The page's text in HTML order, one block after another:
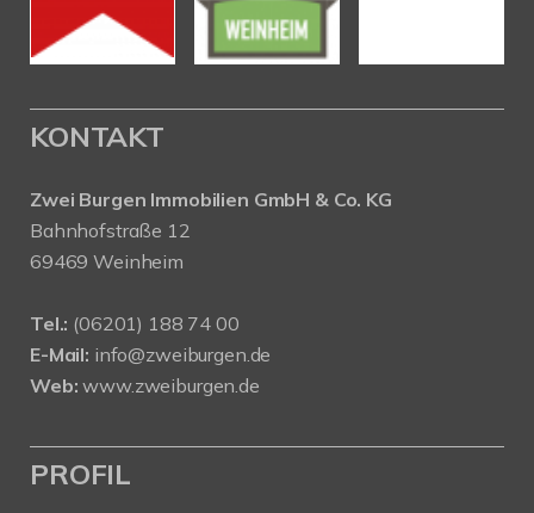
KONTAKT
Zwei Burgen Immobilien GmbH & Co. KG
Bahnhofstraße 12
69469 Weinheim
Tel.: (06201) 188 74 00
E-Mail: info@zweiburgen.de
Web: www.zweiburgen.de
PROFIL